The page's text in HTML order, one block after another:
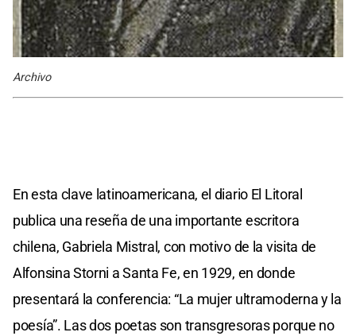
Archivo
En esta clave latinoamericana, el diario El Litoral
publica una reseña de una importante escritora
chilena, Gabriela Mistral, con motivo de la visita de
Alfonsina Storni a Santa Fe, en 1929, en donde
presentará la conferencia: “La mujer ultramoderna y la
poesía”. Las dos poetas son transgresoras porque no